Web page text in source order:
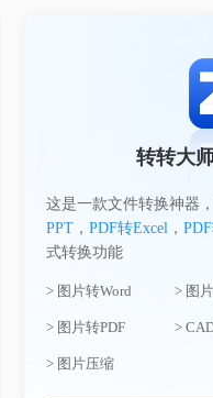
转转大
这是一款文件转换神器
PPT， PDF转Excel，
式转换功能
> 图片转Word > 图
> 图片转PDF >
> 图片压缩